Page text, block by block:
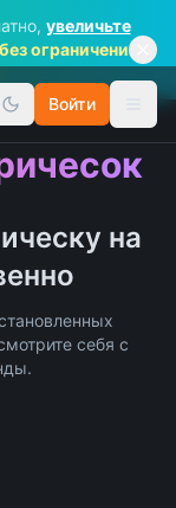
увеличьте
ограничений
язык
Войти
на
себя с